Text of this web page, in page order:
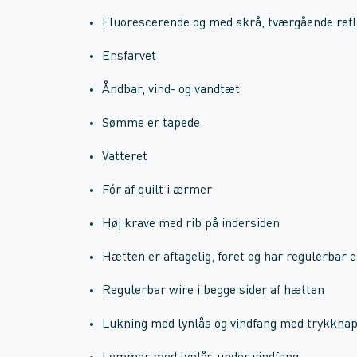
Fluorescerende og med skrå, tværgående
Ensfarvet
Åndbar, vind- og vandtæt
Sømme er tapede
Vatteret
Fór af quilt i ærmer
Høj krave med rib på indersiden
Hætten er aftagelig, foret og har regulerbar
Regulerbar wire i begge sider af hætten
Lukning med lynlås og vindfang med